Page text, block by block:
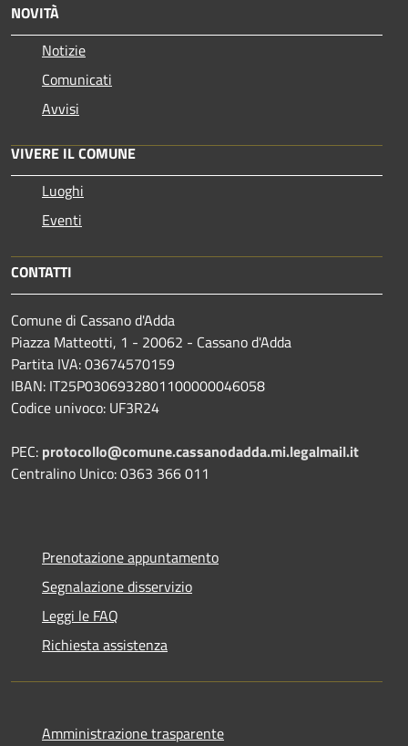
NOVITÀ
Notizie
Comunicati
Avvisi
VIVERE IL COMUNE
Luoghi
Eventi
CONTATTI
Comune di Cassano d'Adda
Piazza Matteotti, 1 - 20062 - Cassano d'Adda
Partita IVA: 03674570159
IBAN: IT25P0306932801100000046058
Codice univoco: UF3R24
PEC: protocollo@comune.cassanodadda.mi.legalmail.it
Centralino Unico: 0363 366 011
Prenotazione appuntamento
Segnalazione disservizio
Leggi le FAQ
Richiesta assistenza
Amministrazione trasparente